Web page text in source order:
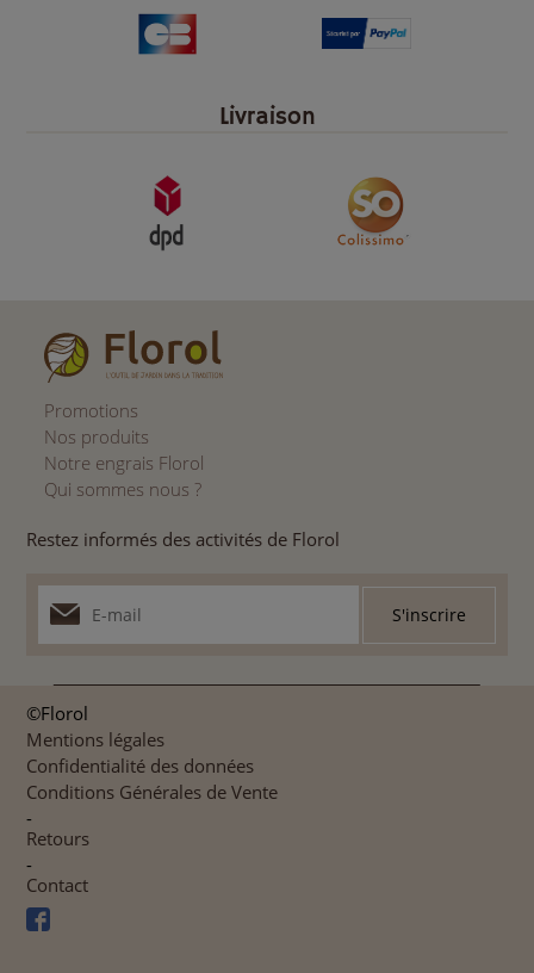
Livraison
Promotions
Nos produits
Notre engrais Florol
Qui sommes nous ?
Restez informés des activités de Florol
©Florol
Mentions légales
Confidentialité des données
Conditions Générales de Vente
-
Retours
-
Contact